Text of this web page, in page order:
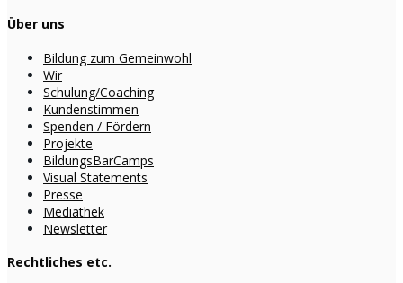
Über uns
Bildung zum Gemeinwohl
Wir
Schulung/Coaching
Kundenstimmen
Spenden / Fördern
Projekte
BildungsBarCamps
Visual Statements
Presse
Mediathek
Newsletter
Rechtliches etc.